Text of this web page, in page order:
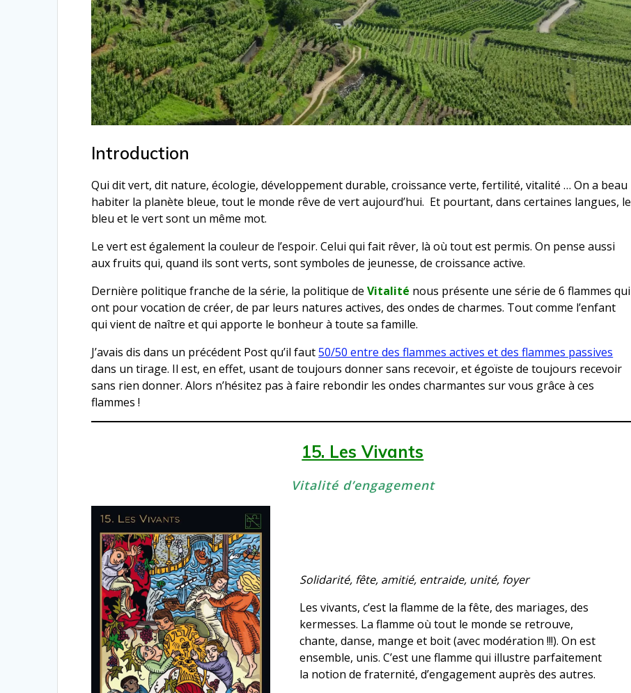
Introduction
Qui dit vert, dit nature, écologie, développement durable, croissance verte, fertilité, vitalité … On a beau
habiter la planète bleue, tout le monde rêve de vert aujourd’hui. Et pourtant, dans certaines langues, le
bleu et le vert sont un même mot.
Le vert est également la couleur de l’espoir. Celui qui fait rêver, là où tout est permis. On pense aussi
aux fruits qui, quand ils sont verts, sont symboles de jeunesse, de croissance active.
Dernière politique franche de la série, la politique deVitalité nous présente une série de 6 flammes qui
ont pour vocation de créer, de par leurs natures actives, des ondes de charmes. Tout comme l’enfant
qui vient de naître et qui apporte le bonheur à toute sa famille.
J’avais dis dans un précédent Post qu’il faut50/50 entre des flammes actives et des flammes passives
dans un tirage. Il est, en effet, usant de toujours donner sans recevoir, et égoïste de toujours recevoir
sans rien donner. Alors n’hésitez pas à faire rebondir les ondes charmantes sur vous grâce à ces
flammes !
15. Les Vivants
Vitalité d’engagement
Solidarité, fête, amitié, entraide, unité, foyer
Les vivants, c’est la flamme de la fête, des mariages, des
kermesses. La flamme où tout le monde se retrouve,
chante, danse, mange et boit (avec modération !!!). On est
ensemble, unis. C’est une flamme qui illustre parfaitement
la notion de fraternité, d’engagement auprès des autres.